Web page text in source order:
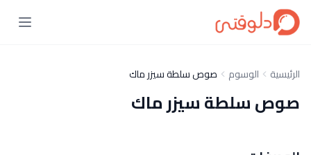
الرئيسية الوسوم صوص سلطة سيزر ماك
صوص سلطة سيزر ماك